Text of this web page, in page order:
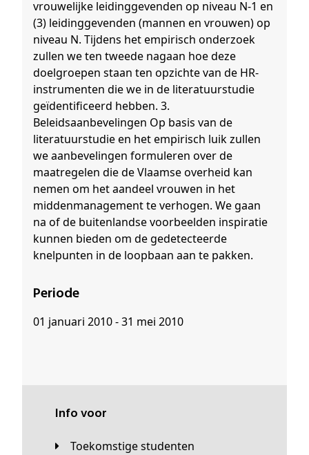
vrouwelijke leidinggevenden op niveau N-1 en
(3) leidinggevenden (mannen en vrouwen) op
niveau N. Tijdens het empirisch onderzoek
zullen we ten tweede nagaan hoe deze
doelgroepen staan ten opzichte van de HR-
instrumenten die we in de literatuurstudie
geïdentificeerd hebben. 3.
Beleidsaanbevelingen Op basis van de
literatuurstudie en het empirisch luik zullen
we aanbevelingen formuleren over de
maatregelen die de Vlaamse overheid kan
nemen om het aandeel vrouwen in het
middenmanagement te verhogen. We gaan
na of de buitenlandse voorbeelden inspiratie
kunnen bieden om de gedetecteerde
knelpunten in de loopbaan aan te pakken.
Periode
01 januari 2010 - 31 mei 2010
Info voor
Toekomstige studenten